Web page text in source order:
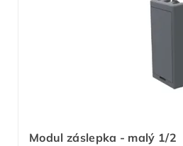
Modul záslepka - malý 1/2